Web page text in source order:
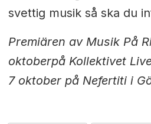
svettig musik så ska du
Premiären av Musik På
oktoberpå Kollektivet
7 oktober på Nefertiti i